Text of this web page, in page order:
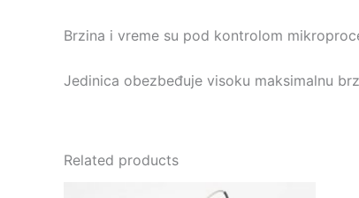
Brzina i vreme su pod kontrolom
Jedinica obezbeđuje visoku maksimalnu
Related products